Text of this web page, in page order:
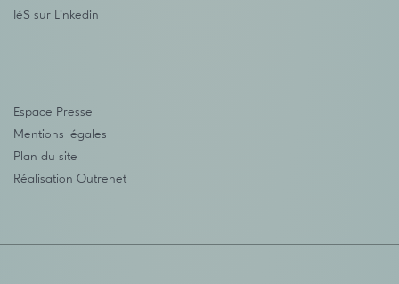
IéS sur Linkedin
Espace Presse
Mentions légales
Plan du site
Réalisation Outrenet